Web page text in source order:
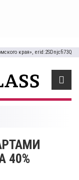
края», erid:2SDnjcfi73Q
40%